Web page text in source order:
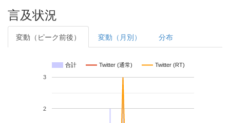
言及状況
変動（ピーク前後） 変動（月別） 分布
合計 Twitter (通常) Twitter (RT)
2
3